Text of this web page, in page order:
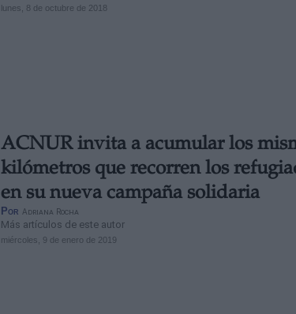
lunes, 8 de octubre de 2018
ACNUR invita a acumular los
kilómetros que recorren los
en su nueva campaña solidaria
Por Adriana Rocha
Más artículos de este autor
miércoles, 9 de enero de 2019